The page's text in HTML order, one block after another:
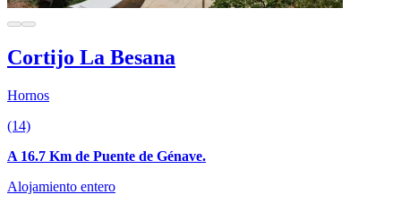
Cortijo La Besana
Hornos
(14)
A 16.7 Km de Puente de Génave.
Alojamiento entero